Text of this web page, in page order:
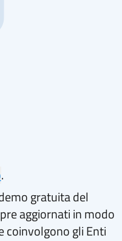
.
gratuita del
aggiornati in modo
coinvolgono gli Enti